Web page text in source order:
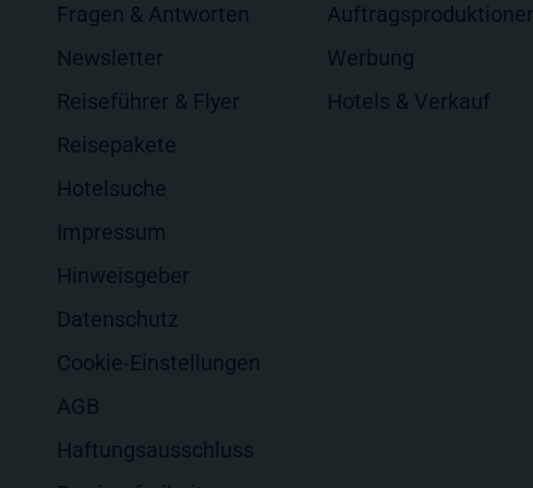
Fragen & Antworten
Newsletter
Reiseführer & Flyer
Reisepakete
Hotelsuche
Impressum
Hinweisgeber
Datenschutz
Cookie-Einstellungen
AGB
Haftungsausschluss
Werbung
Hotels & Verkauf